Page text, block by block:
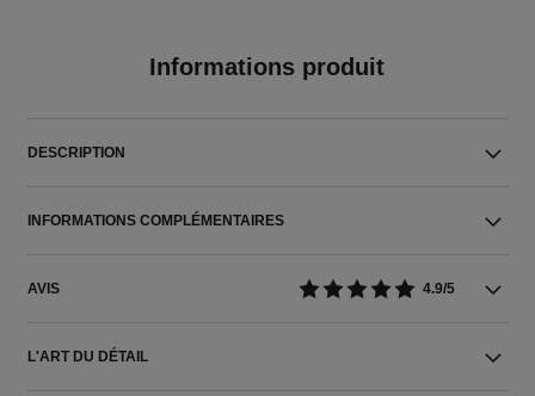
Informations produit
DESCRIPTION
INFORMATIONS COMPLÉMENTAIRES
AVIS 4.9/5
L'ART DU DÉTAIL